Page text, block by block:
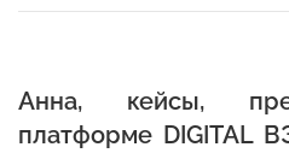
Анна, кейсы,
платформе DIGITAL